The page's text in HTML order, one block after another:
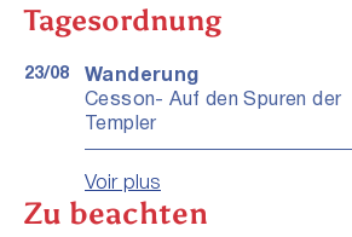
Tagesordnung
23/08
Wanderung
Cesson- Auf den Spuren der
Templer
Voir plus
Zu beachten